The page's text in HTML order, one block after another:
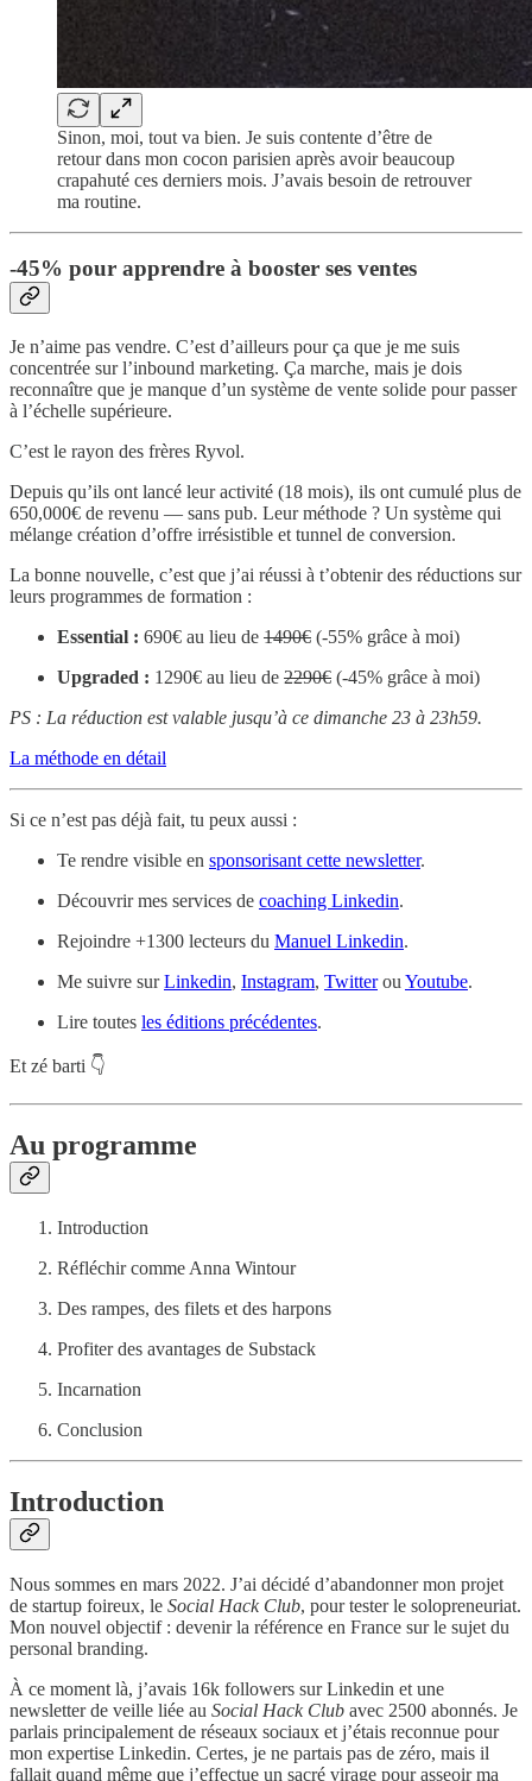
Sinon, moi, tout va bien. Je suis contente d’être de
retour dans mon cocon parisien après avoir beaucoup
crapahuté ces derniers mois. J’avais besoin de retrouver
ma routine.
-45% pour apprendre à booster ses ventes
Je n’aime pas vendre. C’est d’ailleurs pour ça que je me suis
concentrée sur l’inbound marketing. Ça marche, mais je dois
reconnaître que je manque d’un système de vente solide pour passer
à l’échelle supérieure.
C’est le rayon des frères Ryvol.
Depuis qu’ils ont lancé leur activité (18 mois), ils ont cumulé plus de
650,000€ de revenu — sans pub. Leur méthode ? Un système qui
mélange création d’offre irrésistible et tunnel de conversion.
La bonne nouvelle, c’est que j’ai réussi à t’obtenir des réductions sur
leurs programmes de formation :
Essential : 690€ au lieu de 1490€ (-55% grâce à moi)
Upgraded : 1290€ au lieu de 2290€ (-45% grâce à moi)
PS : La réduction est valable jusqu’à ce dimanche 23 à 23h59.
La méthode en détail
Si ce n’est pas déjà fait, tu peux aussi :
Te rendre visible en sponsorisant cette newsletter.
Découvrir mes services de coaching Linkedin.
Rejoindre +1300 lecteurs du Manuel Linkedin.
Me suivre surLinkedin, Instagram, Twitterou Youtube.
Lire toutes les éditions précédentes.
Et zé barti 👇
Au programme
Introduction
Réfléchir comme Anna Wintour
Des rampes, des filets et des harpons
Profiter des avantages de Substack
Incarnation
Conclusion
Introduction
Nous sommes en mars 2022. J’ai décidé d’abandonner mon projet
de startup foireux, le Social Hack Club, pour tester le solopreneuriat.
Mon nouvel objectif : devenir la référence en France sur le sujet du
personal branding.
À ce moment là, j’avais 16k followers sur Linkedin et une
newsletter de veille liée au Social Hack Club avec 2500 abonnés. Je
parlais principalement de réseaux sociaux et j’étais reconnue pour
mon expertise Linkedin. Certes, je ne partais pas de zéro, mais il
fallait quand même que j’effectue un sacré virage pour asseoir ma